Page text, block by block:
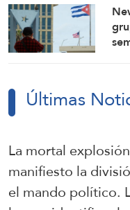
Últimas
La mortal
manifiesto la
el mando político.